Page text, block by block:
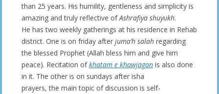
than 25 years. His humility, gentleness and simplicity is
amazing and truly reflective ofAshrafiya shuyukh.
He has two weekly gatherings at his residence in Rehab
district. One is on friday after juma’h salah regarding
the blessed Prophet (Allah bless him and give him
peace). Recitation ofkhatam e khawjagan is also done
in it. The other is on sundays after isha
prayers, the main topic of discussion is self-